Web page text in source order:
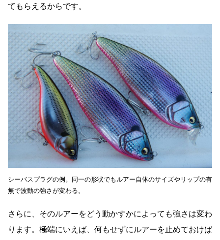
てもらえるからです。
シーバスプラグの例。同一の形状でもルアー自体のサイズやリップの有
無で波動の強さが変わる。
さらに、そのルアーをどう動かすかによっても強さは変わ
ります。極端にいえば、何もせずにルアーを止めておけば